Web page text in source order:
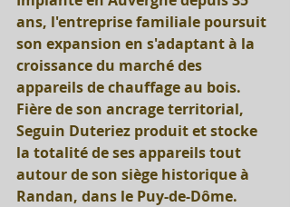
ans, l'entreprise familiale poursuit
son expansion en s'adaptant à la
croissance du marché des
appareils de chauffage au bois.
Fière de son ancrage territorial,
Seguin Duteriez produit et stocke
la totalité de ses appareils tout
autour de son siège historique à
Randan, dans le Puy-de-Dôme.